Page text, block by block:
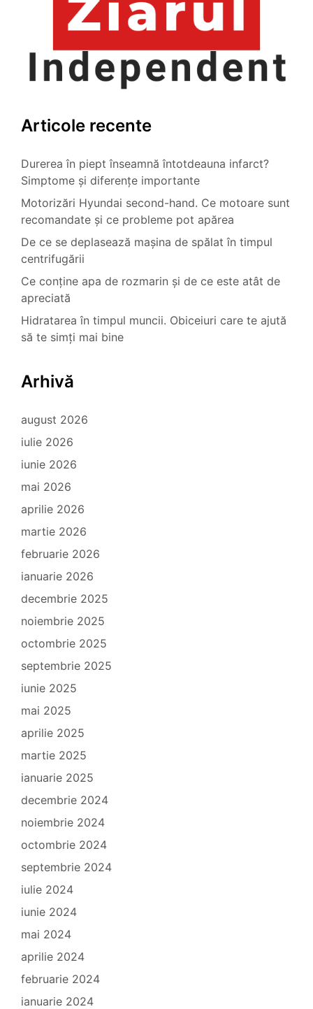
Articole recente
Durerea în piept înseamnă întotdeauna infarct?
Simptome și diferențe importante
Motorizări Hyundai second-hand. Ce motoare sunt
recomandate și ce probleme pot apărea
De ce se deplasează mașina de spălat în timpul
centrifugării
Ce conține apa de rozmarin și de ce este atât de
apreciată
Hidratarea în timpul muncii. Obiceiuri care te ajută
să te simți mai bine
Arhivă
august 2026
iulie 2026
iunie 2026
mai 2026
aprilie 2026
martie 2026
februarie 2026
ianuarie 2026
decembrie 2025
noiembrie 2025
octombrie 2025
septembrie 2025
iunie 2025
mai 2025
aprilie 2025
martie 2025
ianuarie 2025
decembrie 2024
noiembrie 2024
octombrie 2024
septembrie 2024
iulie 2024
iunie 2024
mai 2024
aprilie 2024
februarie 2024
ianuarie 2024